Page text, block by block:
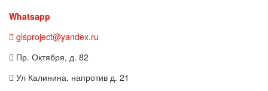
Whatsapp
glsproject@yandex.ru
Пр. Октября, д. 82
Ул Калинина, напротив д. 21